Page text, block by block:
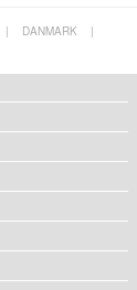
| DANMARK
|